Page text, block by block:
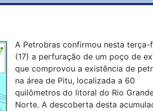
A Petrobras confirmou nesta terça-
(17) a perfuração de um poço de
que comprovou a existência de
na área de Pitu, localizada a 60
quilômetros do litoral do Rio
Norte. A descoberta desta